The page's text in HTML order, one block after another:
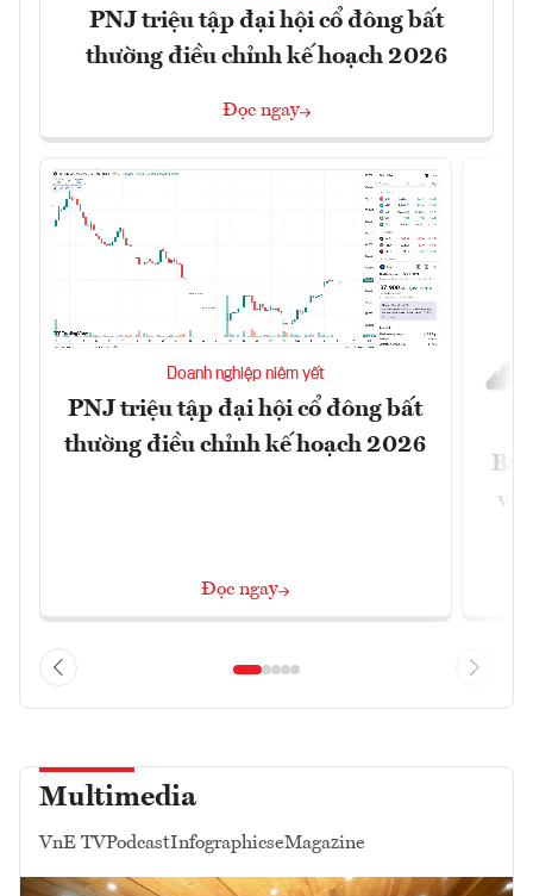
PNJ triệu tập đại hội cổ đông bất
thường điều chỉnh kế hoạch 2026
Đọc ngay
Doanh nghiệp niêm yết
PNJ triệu tập đại hội cổ đông bất
thường điều chỉnh kế hoạch 2026
Đọc ngay
và
Multimedia
VnE TVPodcastInfographicseMagazine